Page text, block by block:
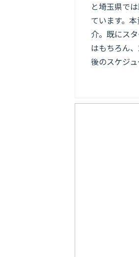
と埼玉県で
ています。
介。既にス
はもちろん
後のスケジ